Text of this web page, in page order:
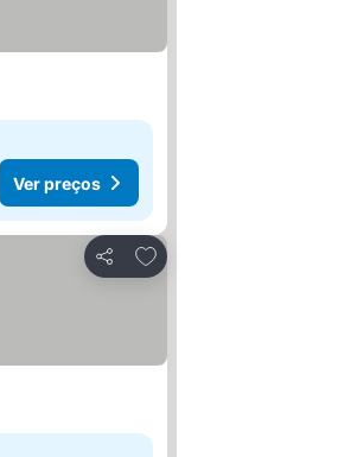
Ver preços
Partilhar
Adicionar aos favoritos